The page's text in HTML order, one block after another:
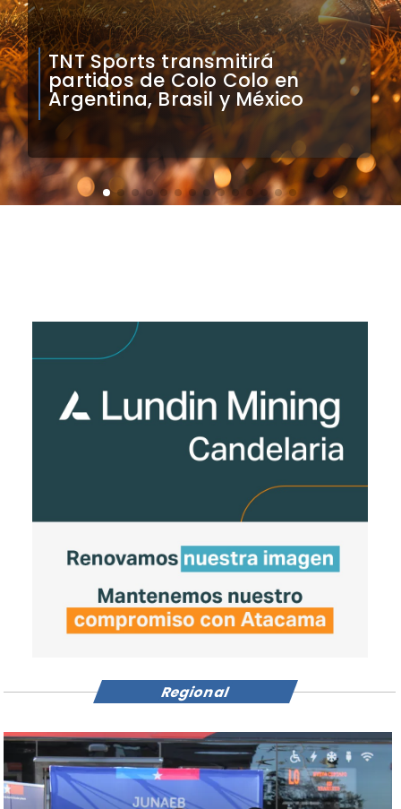
Mauricio Pinilla compara a
Colo Colo con Real Madrid de
Sudamérica
Regional